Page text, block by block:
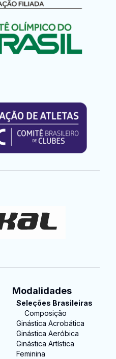
Modalidades
Seleções Brasileiras
Composição
Ginástica Acrobática
Ginástica Aeróbica
Ginástica Artística
Feminina